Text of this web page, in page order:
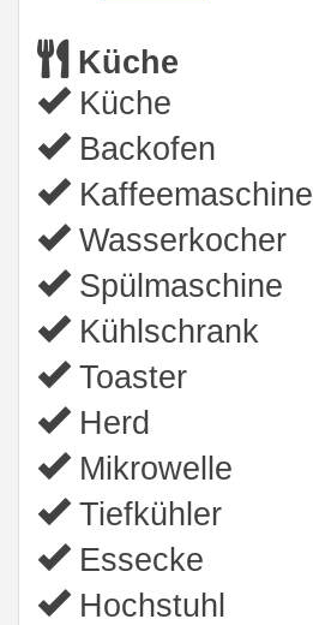
Küche
Küche
Backofen
Kaffeemaschine
Wasserkocher
Spülmaschine
Kühlschrank
Toaster
Herd
Mikrowelle
Tiefkühler
Essecke
Hochstuhl